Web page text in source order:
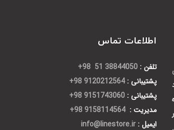
اطلاعات تماس
تلفن : 38844050 51 98+
پشتیبانی : 9120212564 98+
پشتیبانی : 9151743060 98+
مدیریت : 9158114564 98+
ایمیل : info@linestore.ir